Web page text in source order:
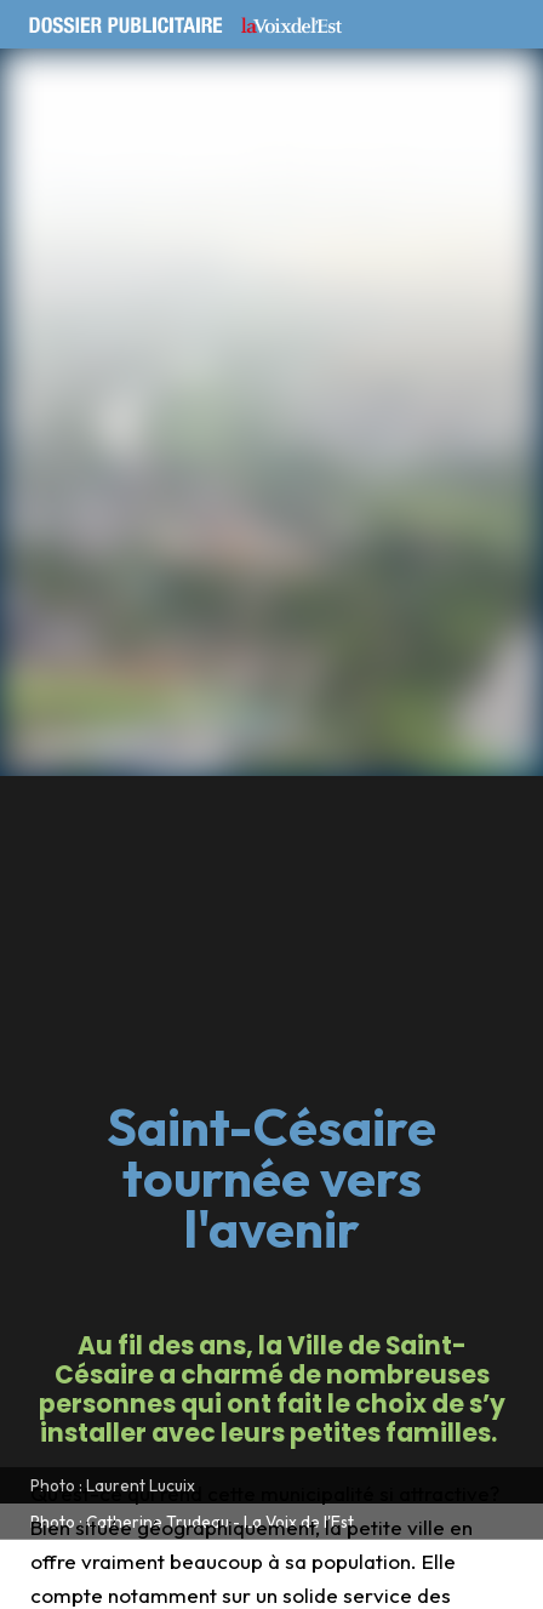
Photo : Laurent Lucuix
Saint-Césaire
tournée vers
l'avenir
Au fil des ans, la Ville de Saint-
Césaire a charmé de nombreuses
personnes qui ont fait le choix de s’y
installer avec leurs petites familles.
Qu’est-ce qui rend cette municipalité si attractive?
Bien située géographiquement, la petite ville en
offre vraiment beaucoup à sa population. Elle
compte notamment sur un solide service des
Photo : Catherine Trudeau - La Voix de l'Est